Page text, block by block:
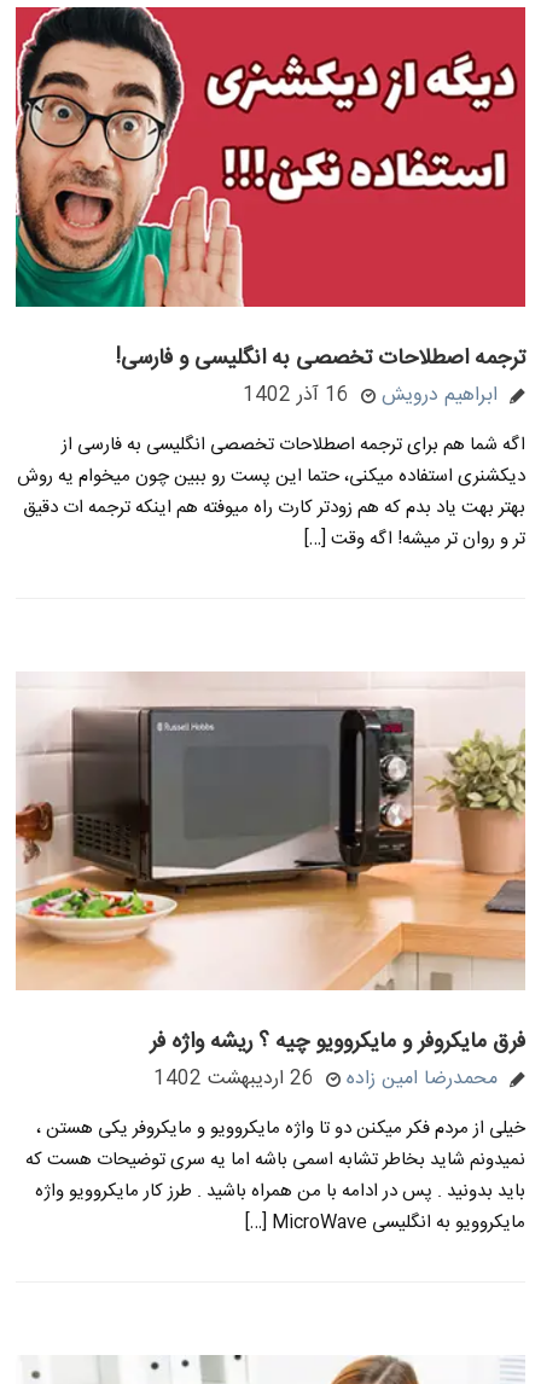
ترجمه اصطلاحات تخصصی به انگلیسی و فارسی!
ابراهیم درویش 16 آذر 1402
اگه شما هم برای ترجمه اصطلاحات تخصصی انگلیسی به فارسی از
دیکشنری استفاده میکنی، حتما این پست رو ببین چون میخوام یه روش
بهتر بهت یاد بدم که هم زودتر کارت راه میوفته هم اینکه ترجمه ات دقیق
تر و روان تر میشه! اگه وقت […]
فرق مایکروفر و مایکروویو چیه ؟ ریشه واژه فر
محمدرضا امین زاده 26 اردیبهشت 1402
خیلی از مردم فکر میکنن دو تا واژه مایکروویو و مایکروفر یکی هستن ،
نمیدونم شاید بخاطر تشابه اسمی باشه اما یه سری توضیحات هست که
باید بدونید . پس در ادامه با من همراه باشید . طرز کار مایکروویو واژه
مایکروویو به انگلیسی MicroWave […]